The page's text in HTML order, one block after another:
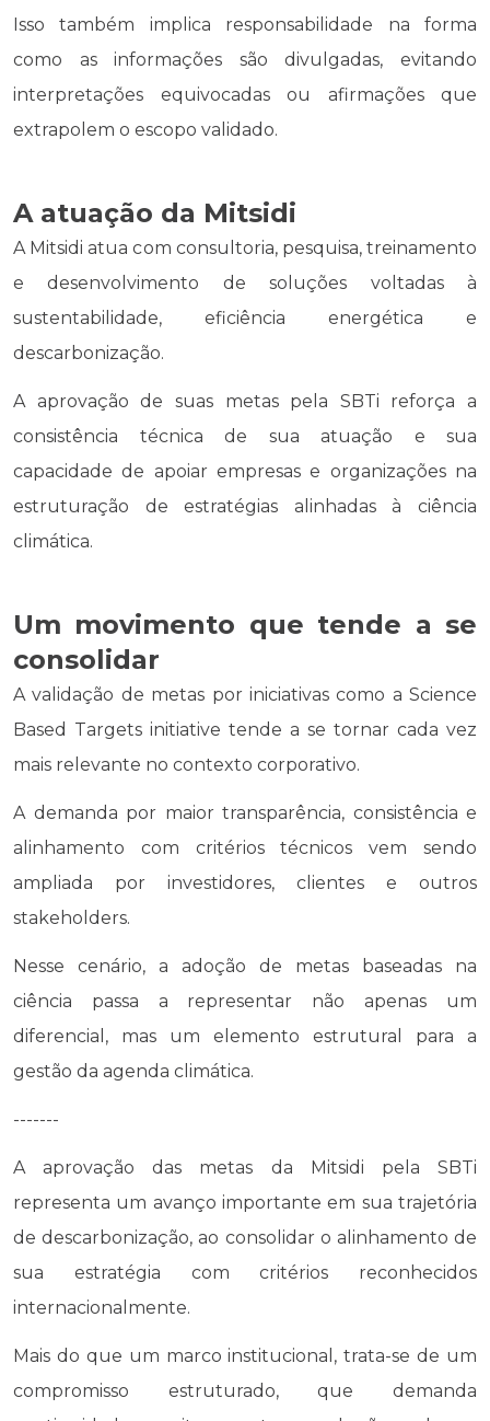
Isso também implica responsabilidade na forma
como as informações são divulgadas, evitando
interpretações equivocadas ou afirmações que
extrapolem o escopo validado.
A atuação da Mitsidi
A Mitsidi atua com consultoria, pesquisa, treinamento
e desenvolvimento de soluções voltadas à
sustentabilidade, eficiência energética e
descarbonização.
A aprovação de suas metas pela SBTi reforça a
consistência técnica de sua atuação e sua
capacidade de apoiar empresas e organizações na
estruturação de estratégias alinhadas à ciência
climática.
Um movimento que tende a se
consolidar
A validação de metas por iniciativas como a Science
Based Targets initiative tende a se tornar cada vez
mais relevante no contexto corporativo.
A demanda por maior transparência, consistência e
alinhamento com critérios técnicos vem sendo
ampliada por investidores, clientes e outros
stakeholders.
Nesse cenário, a adoção de metas baseadas na
ciência passa a representar não apenas um
diferencial, mas um elemento estrutural para a
gestão da agenda climática.
-------
A aprovação das metas da Mitsidi pela SBTi
representa um avanço importante em sua trajetória
de descarbonização, ao consolidar o alinhamento de
sua estratégia com critérios reconhecidos
internacionalmente.
Mais do que um marco institucional, trata-se de um
compromisso estruturado, que demanda